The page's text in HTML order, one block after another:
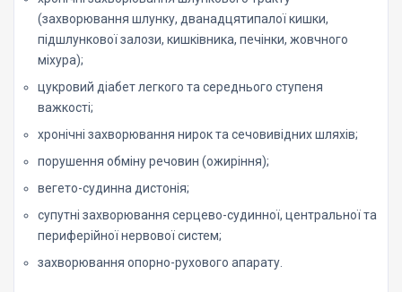
(захворювання шлунку, дванадцятипалої кишки,
підшлункової залози, кишківника, печінки, жовчного
міхура);
цукровий діабет легкого та середнього ступеня
важкості;
хронічні захворювання нирок та сечовивідних шляхів;
порушення обміну речовин (ожиріння);
вегето-судинна дистонія;
супутні захворювання серцево-судинної, центральної та
периферійної нервової систем;
захворювання опорно-рухового апарату.